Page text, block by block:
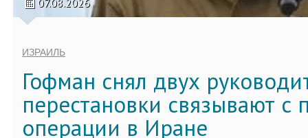
07.08.2026
ИЗРАИЛЬ
Гофман снял двух
перестановки связывают с
операции в Иране